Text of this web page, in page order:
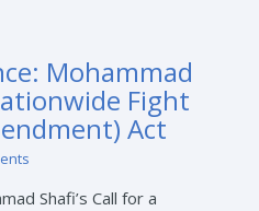
Mohammad
Fight
Act
Shafi’s Call for a